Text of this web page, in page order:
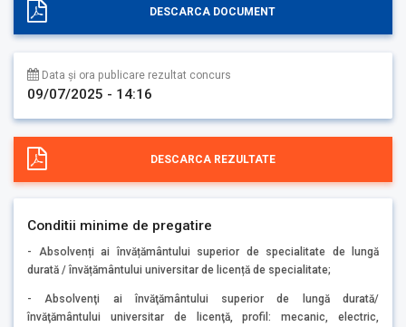
DESCARCA DOCUMENT
Data și ora publicare rezultat concurs
09/07/2025 - 14:16
DESCARCA REZULTATE
Conditii minime de pregatire
- Absolvenți ai învățământului superior de specialitate de lungă
durată / învățământului universitar de licență de specialitate;
- Absolvenţi ai învăţământului superior de lungă durată/
învăţământului universitar de licenţă, profil: mecanic, electric,